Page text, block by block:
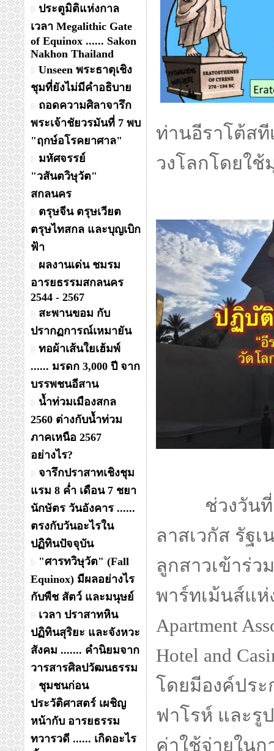
ประตูมิติแห่งกาล
เวลา Megalithic Gate
of Equinox ...... Sakon
Nakhon Thailand
Unseen พระธาตุเชิง
ชุมที่ยังไม่มีคำอธิบาย
ถอดความศิลาจารึก
พระเจ้าชัยวรมันที่ 7 พบ
"ฤกษ์อโรคยาศาล"
มหัศจรรย์
"วสันตวิษุวัต"
สกลนคร
ตรุษจีน ตรุษเวียต
ตรุษไทสกล และบุญเบิก
ฟ้า
ผลงานเด่น ชมรม
อารยธรรมสกลนคร
2544 - 2567
สะพานขอม กับ
ปรากฏการณ์เหมายัน
ทอผ้าเส้นใยเฮ้มพ์
...... มรดก 3,000 ปี จาก
บรรพชนอีสาน
น้ำท่วมเมืองสกล
2560 ต่างกับน้ำท่วม
ภาคเหนือ 2567
อย่างไร?
จารึกปราสาทเชิงชุม
แรม 8 ค่ำ เดือน 7 ชยา
นักษัตร วันอังคาร ......
ตรงกับวันอะไรใน
ปฏิทินปัจจุบัน
"ศารทวิษุวัต" (Fall
Equinox) มีผลอย่างไร
กับพืช สัตว์ และมนุษย์
เวลา ปราสาทหิน
ปฏิทินสุริยะ และจังหวะ
สังคม ....... คำนิยมจาก
วารสารศิลปวัฒนธรรม
ชุมชนก่อน
ประวัติศาสตร์ เผชิญ
หน้ากับ อารยธรรม
ทวารวดี ...... เกิดอะไร
ท่านอีราโต้ส
วงโลกโดยใช้
ช่วงวันที่ 24
ลาสเวกัส รัฐเ
ลูกสาวเข้าร่
พาร์ทเม้นส์แห่
Apartment
Hotel and
โดยมีองค์ปร
ฟาโรห์ และรู
ค่าใช้จ่ายใน